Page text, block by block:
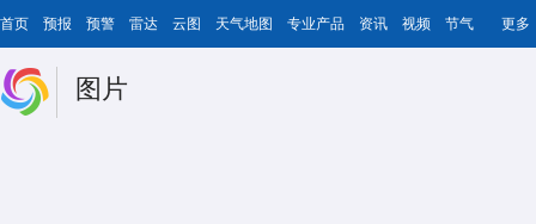
首页 预报 预警 雷达 云图 天气地图 专业产品 资讯 视频 节气 更多
图片